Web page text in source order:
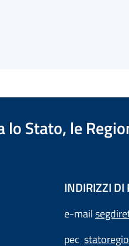
Stato, le
INDIRIZZI DI
e-mail
pec